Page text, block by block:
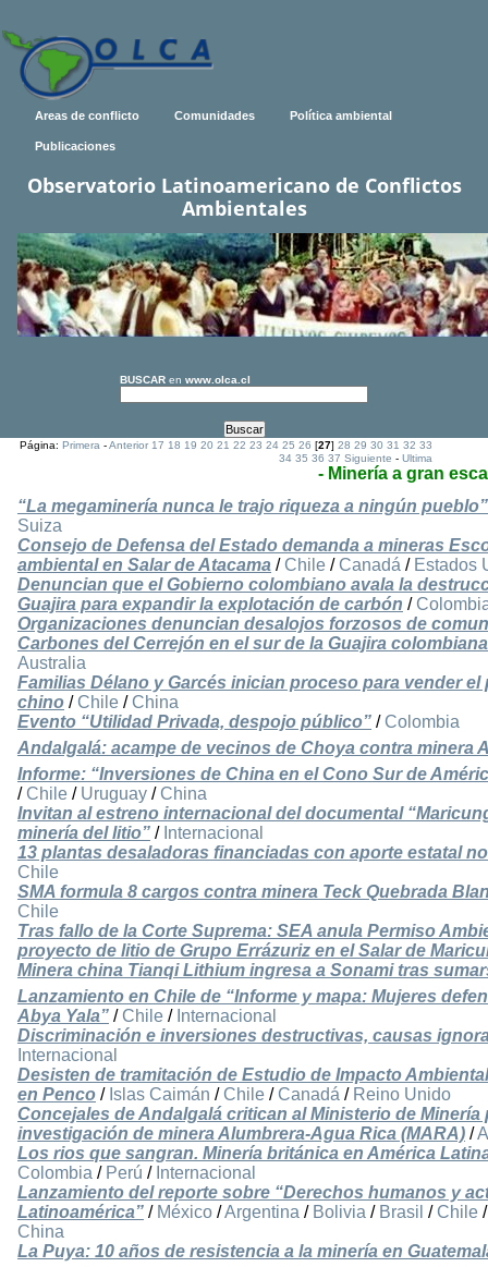
Areas de conflicto Comunidades Política ambiental
Publicaciones
Observatorio Latinoamericano de Conflictos
Ambientales
BUSCAR en www.olca.cl
Página:Primera -Anterior 17 18 19 20 21 22 23 24 25 26 [27]28 29 30 31 32 33
34 35 36 37 Siguiente -Ultima
- Minería a gran
“La megaminería nunca le trajo riqueza a ningún pueblo”
Suiza
Consejo de Defensa del Estado demanda a mineras
ambiental en Salar de Atacama / Chile / Canadá / Estados
Denuncian que el Gobierno colombiano avala la
Guajira para expandir la explotación de carbón /
Organizaciones denuncian desalojos forzosos de
Carbones del Cerrejón en el sur de la Guajira colombiana
Australia
Familias Délano y Garcés inician proceso para vender
chino / Chile / China
Evento “Utilidad Privada, despojo público” / Colombia
Andalgalá: acampe de vecinos de Choya contra minera
Informe: “Inversiones de China en el Cono Sur de
/ Chile / Uruguay / China
Invitan al estreno internacional del documental
minería del litio” / Internacional
13 plantas desaladoras financiadas con aporte estatal
Chile
SMA formula 8 cargos contra minera Teck Quebrada
Chile
Tras fallo de la Corte Suprema: SEA anula Permiso
proyecto de litio de Grupo Errázuriz en el Salar de
Minera china Tianqi Lithium ingresa a Sonami tras
Lanzamiento en Chile de “Informe y mapa: Mujeres
Abya Yala” / Chile / Internacional
Discriminación e inversiones destructivas, causas
Internacional
Desisten de tramitación de Estudio de Impacto
en Penco / Islas Caimán / Chile / Canadá / Reino Unido
Concejales de Andalgalá critican al Ministerio de
investigación de minera Alumbrera-Agua Rica (MARA) /
Los rios que sangran. Minería británica en América
Colombia / Perú / Internacional
Lanzamiento del reporte sobre “Derechos humanos y
Latinoamérica” / México /Argentina / Bolivia / Brasil / Chile
China
La Puya: 10 años de resistencia a la minería en